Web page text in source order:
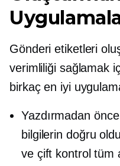
Gönderi etiketleri
verimliliği sağlamak
birkaç en iyi
Yazdırmadan
bilgilerin doğru
ve çift ​​kontrol tüm